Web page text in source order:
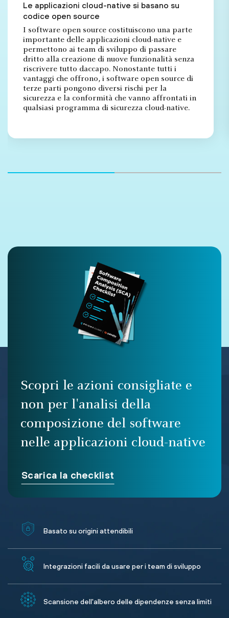
Le applicazioni cloud-native si basano su
codice open source
I software open source costituiscono una parte
importante delle applicazioni cloud-native e
permettono ai team di sviluppo di passare
dritto alla creazione di nuove funzionalità senza
riscrivere tutto daccapo. Nonostante tutti i
vantaggi che offrono, i software open source di
terze parti pongono diversi rischi per la
sicurezza e la conformità che vanno affrontati in
qualsiasi programma di sicurezza cloud-native.
Scopri le azioni consigliate e
non per l'analisi della
composizione del software
nelle applicazioni cloud-native
Scarica la checklist
Basato su origini attendibili
Integrazioni facili da usare per i team di sviluppo
Scansione dell'albero delle dipendenze senza limiti